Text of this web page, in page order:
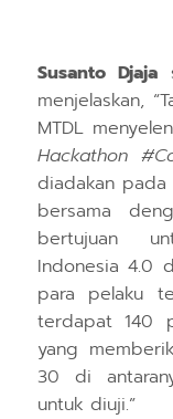
Susanto Djaja
menjelaskan,
MTDL
Hackathon
diadakan pada
bersama
bertujuan
Indonesia 4.0
para pelaku
terdapat 140
yang
30 di
untuk diuji.”